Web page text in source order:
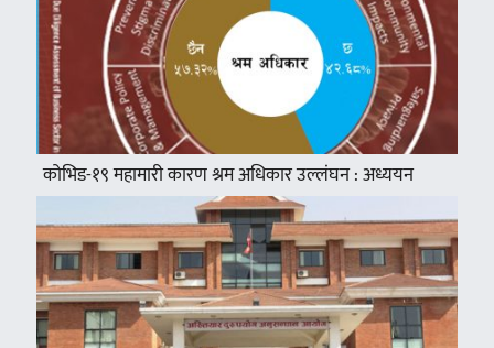
कोभिड-१९ महामारी कारण श्रम अधिकार उल्लंघन : अध्ययन